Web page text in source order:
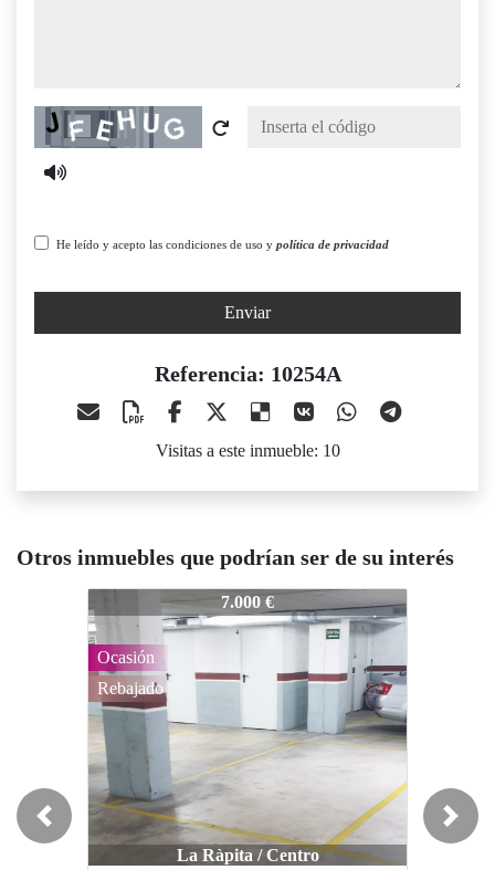
Captcha
He leído y acepto las condiciones de uso y política de privacidad
Enviar
Referencia: 10254A
Visitas a este inmueble: 10
Otros inmuebles que podrían ser de su interés
7.000 €
La Ràpita / Centro
Ocasión
Rebajado
10254A 8.500 €
La Ràpita / COLEGIOS
Previous Next